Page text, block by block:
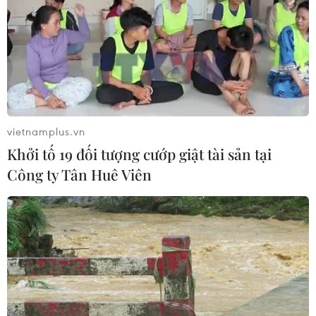
thuộc phần lớn vào đối tác OpenAI
06/08/2026 06:31
Tây Ninh: Tạo điều kiện hình thành
doanh nghiệp công nghệ chiến lược
Từ mở rộng số lượng đến nâng cao
chất lượng doanh nghiệp tư nhân ở
Tây Ninh
06/08/2026 04:23
Alphabet cải tổ hàng ngũ lãnh đạo
giữa cuộc đua AGI
vietnamplus.vn
Khởi tố 19 đối tượng cướp giật tài sản tại
Công ty Tân Huê Viên